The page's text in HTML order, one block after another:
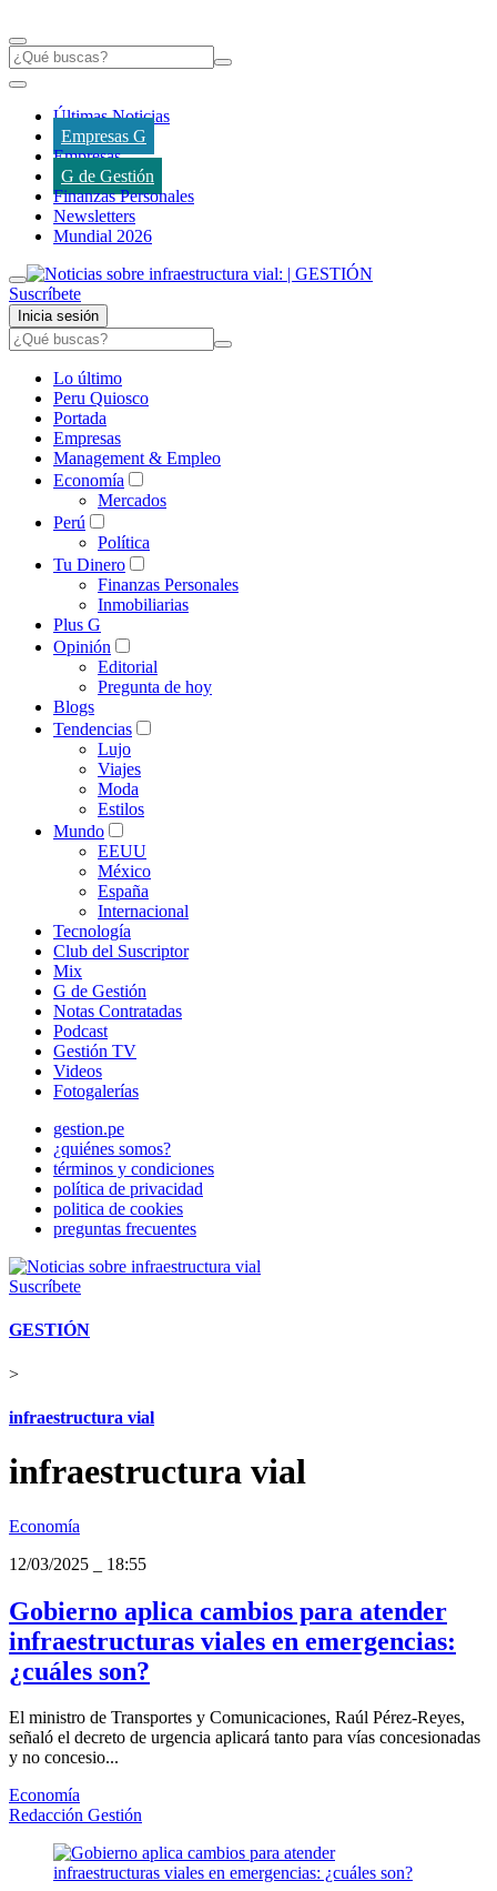
Últimas Noticias
Empresas G
Empresas
G de Gestión
Finanzas Personales
Newsletters
Mundial 2026
Suscríbete
Inicia sesión
Lo último
Peru Quiosco
Portada
Empresas
Management & Empleo
Economía
Mercados
Perú
Política
Tu Dinero
Finanzas Personales
Inmobiliarias
Plus G
Opinión
Editorial
Pregunta de hoy
Blogs
Tendencias
Lujo
Viajes
Moda
Estilos
Mundo
EEUU
México
España
Internacional
Tecnología
Club del Suscriptor
Mix
G de Gestión
Notas Contratadas
Podcast
Gestión TV
Videos
Fotogalerías
gestion.pe
¿quiénes somos?
términos y condiciones
política de privacidad
politica de cookies
preguntas frecuentes
Suscríbete
GESTIÓN
>
infraestructura vial
infraestructura vial
Economía
12/03/2025
18:55
Gobierno aplica cambios para atender
infraestructuras viales en emergencias:
¿cuáles son?
El ministro de Transportes y Comunicaciones, Raúl Pérez-Reyes,
señaló el decreto de urgencia aplicará tanto para vías concesionadas
y no concesio...
Economía
Redacción Gestión